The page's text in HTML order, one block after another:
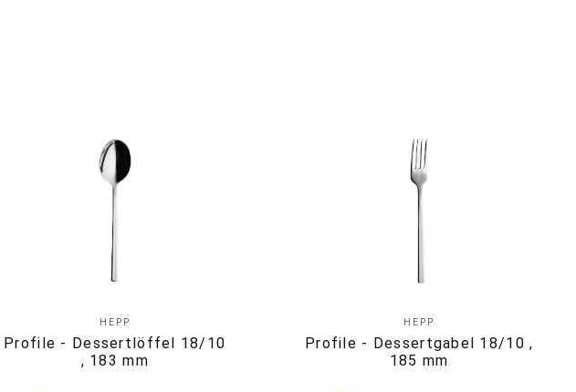
HEPP
Profile - Dessertlöffel 18/10
, 183 mm
HEPP
Profile - Dessertgabel 18/10 ,
185 mm